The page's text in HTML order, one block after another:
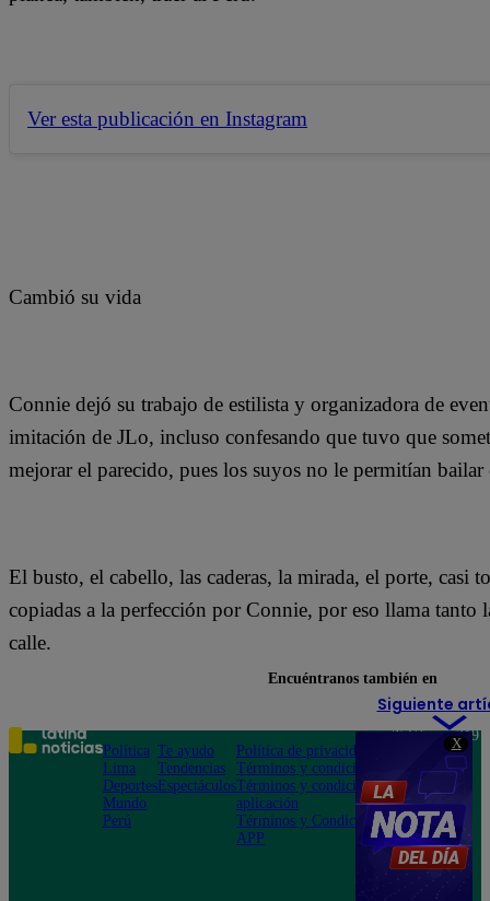
X
Ver esta publicación en Instagram
Cambió su vida
Connie dejó su trabajo de estilista y organizadora de
imitación de JLo, incluso confesando que tuvo que
mejorar el parecido, pues los suyos no le permitían
El busto, el cabello, las caderas, la mirada, el porte, casi
copiadas a la perfección por Connie, por eso llama tanto
calle.
Siguiente
Encuéntranos también en
Política
Lima
Deportes
Mundo
Perú
Te ayudo
Tendencias
Espectáculos
Política de privacidad
Términos y condiciones
Términos y condiciones
aplicación
Términos y Condiciones
APP
Teléfono: 219
Av. San
Felipe 968
Jesús María